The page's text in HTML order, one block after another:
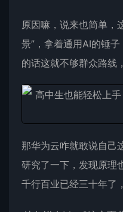
原因嘛，说来也简单，
景”，拿着通用AI的锤
的话这就不够群众路线
那华为云咋就敢说自己
研究了一下，发现原理
千行百业已经三十年了